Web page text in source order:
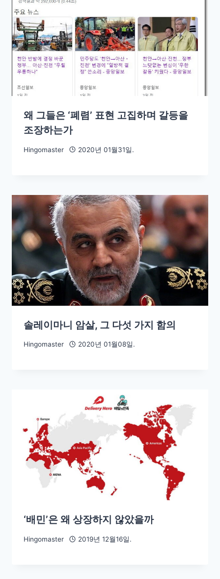
왜 그들은 ‘폐렴’ 표현 고집하며 갈등을
조장하는가
Hingomaster 2020년 01월31일.
솔레이마니 암살, 그 다섯 가지 함의
Hingomaster 2020년 01월08일.
‘배민’은 왜 상장하지 않았을까
Hingomaster 2019년 12월16일.